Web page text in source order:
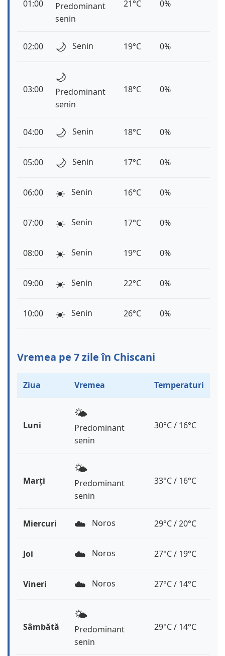
01:00
Predominant
senin
21°C 0%
02:00 🌙 Senin 19°C 0%
03:00
🌙
Predominant
senin
18°C 0%
04:00 🌙 Senin 18°C 0%
05:00 🌙 Senin 17°C 0%
06:00 ☀️ Senin 16°C 0%
07:00 ☀️ Senin 17°C 0%
08:00 ☀️ Senin 19°C 0%
09:00 ☀️ Senin 22°C 0%
10:00 ☀️ Senin 26°C 0%
Vremea pe 7 zile în Chiscani
Ziua Vremea Temperaturi
Luni
🌤️
Predominant
senin
30°C / 16°C
Marți
🌤️
Predominant
senin
33°C / 16°C
Miercuri ☁️ Noros 29°C / 20°C
Joi ☁️ Noros 27°C / 19°C
Vineri ☁️ Noros 27°C / 14°C
Sâmbătă
🌤️
Predominant
senin
29°C / 14°C